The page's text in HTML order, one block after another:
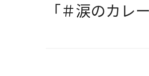
「＃涙のカレ